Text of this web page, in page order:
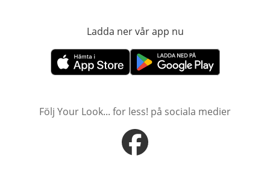
Ladda ner vår app nu
öppnas i nytt fönsteröppnas i nytt fönster
Följ Your Look... for less! på sociala medier
öppnas i nytt fönster